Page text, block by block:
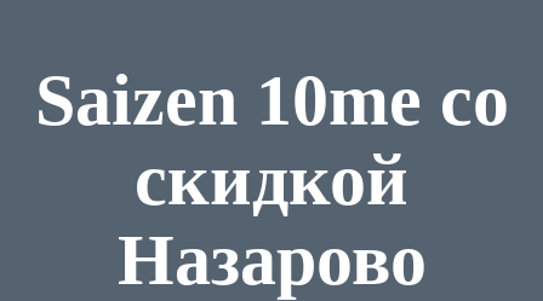
Saizen 10me со
скидкой
Назарово